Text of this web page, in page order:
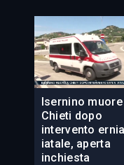
Isernino muore
Chieti dopo
intervento ernia
iatale, aperta
inchiesta